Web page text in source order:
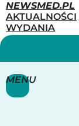
NEWSMED.PL
AKTUALNOŚCI
WYDANIA
MENU